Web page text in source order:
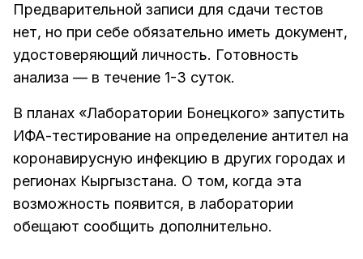
Предварительной записи для сдачи тестов
нет, но при себе обязательно иметь документ,
удостоверяющий личность. Готовность
анализа — в течение 1-3 суток.
В планах «Лаборатории Бонецкого» запустить
ИФА-тестирование на определение антител на
коронавирусную инфекцию в других городах и
регионах Кыргызстана. О том, когда эта
возможность появится, в лаборатории
обещают сообщить дополнительно.